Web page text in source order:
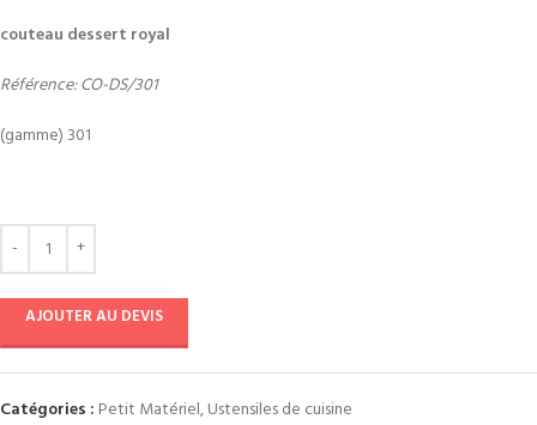
couteau dessert royal
Référence: CO-DS/301
(gamme) 301
AJOUTER AU DEVIS
Catégories : Petit Matériel,Ustensiles de cuisine